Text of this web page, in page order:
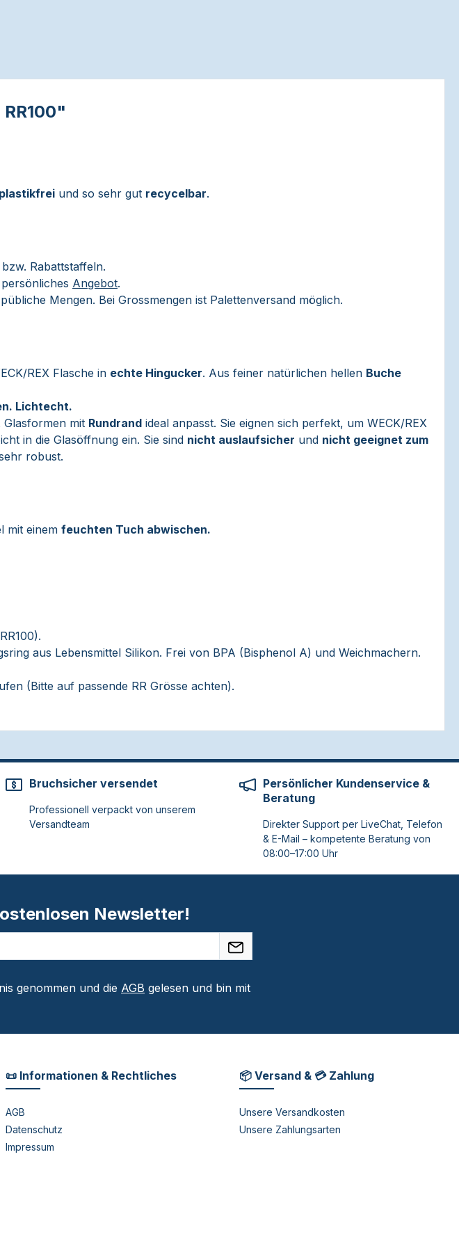
und so sehr gut recycelbar.
Rabattstaffeln.
Angebot.
Mengen. Bei Grossmengen ist Palettenversand möglich.
REX Flasche in echte Hingucker. Aus feiner natürlichen hellen Buche
Lichtecht.
Glasformen mit Rundrand ideal anpasst. Sie eignen sich perfekt, um WECK/REX
in die Glasöffnung ein. Sie sind nicht auslaufsicher und nicht geeignet zum
robust.
mit einem feuchten Tuch abwischen.
aus Lebensmittel Silikon. Frei von BPA (Bisphenol A) und Weichmachern.
(Bitte auf passende RR Grösse achten).
Bruchsicher versendet
Professionell verpackt von unserem
Versandteam
Persönlicher Kundenservice &
Beratung
Direkter Support per LiveChat, Telefon
& E-Mail – kompetente Beratung von
08:00–17:00 Uhr
Newsletter!
genommen und die AGB gelesen und bin mit
📜 Informationen & Rechtliches
AGB
Datenschutz
Impressum
📦 Versand & 💳 Zahlung
Unsere Versandkosten
Unsere Zahlungsarten